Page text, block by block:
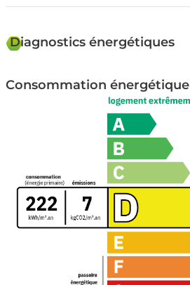
Diagnostics énergétiques
Consommation énergétique